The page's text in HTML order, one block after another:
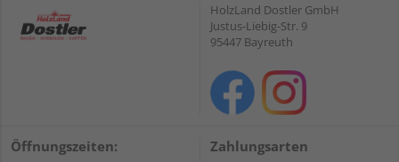
HolzLand Dostler GmbH
Justus-Liebig-Str. 9
95447 Bayreuth
Öffnungszeiten: Zahlungsarten